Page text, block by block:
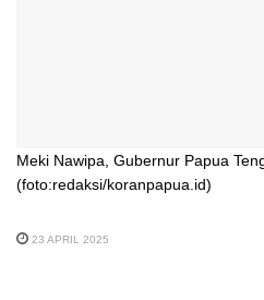
Meki Nawipa, Gubernur Papua
(foto:redaksi/koranpapua.id)
23 APRIL 2025